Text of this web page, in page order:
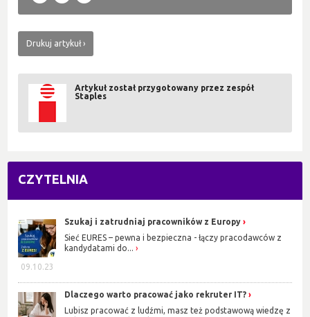
Drukuj artykuł
Artykuł został przygotowany przez zespół
Staples
CZYTELNIA
09.10.23
Szukaj i zatrudniaj pracowników z Europy
Sieć EURES – pewna i bezpieczna - łączy pracodawców z
kandydatami do...
Dlaczego warto pracować jako rekruter IT?
Lubisz pracować z ludźmi, masz też podstawową wiedzę z